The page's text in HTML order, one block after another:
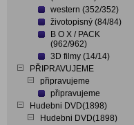
western (352/352)
životopisný (84/84)
B O X / PACK
(962/962)
3D filmy (14/14)
PŘIPRAVUJEME
připravujeme
připravujeme
Hudebni DVD(1898)
Hudebni DVD(1898)